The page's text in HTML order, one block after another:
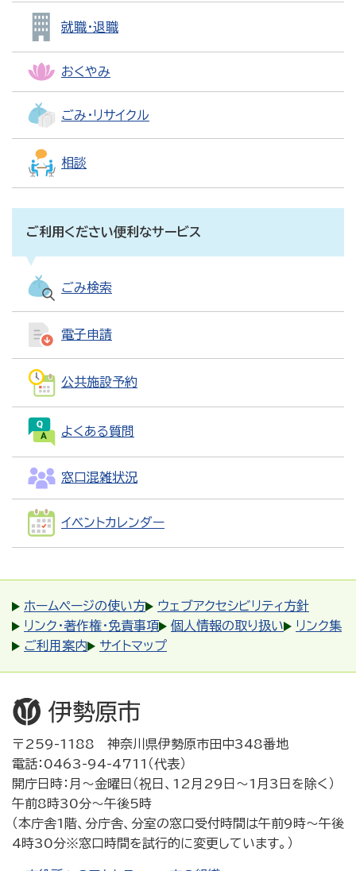
就職・退職
おくやみ
ごみ・リサイクル
相談
ご利用ください便利なサービス
ごみ検索
電子申請
公共施設予約
よくある質問
窓口混雑状況
イベントカレンダー
ホームページの使い方
ウェブアクセシビリティ方針
リンク・著作権・免責事項
個人情報の取り扱い
リンク集
ご利用案内
サイトマップ
〒259-1188 神奈川県伊勢原市田中348番地
電話：0463-94-4711（代表）
開庁日時：月～金曜日（祝日、12月29日～1月3日を除く）
午前8時30分～午後5時
（本庁舎1階、分庁舎、分室の窓口受付時間は午前9時～午後
4時30分※窓口時間を試行的に変更しています。）